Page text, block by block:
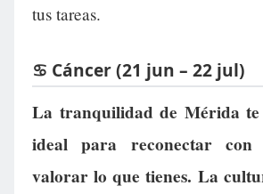
tus tareas.
♋ Cáncer (21 jun – 22 jul)
La tranquilidad de Mérida te
ideal para reconectar
valorar lo que tienes. La